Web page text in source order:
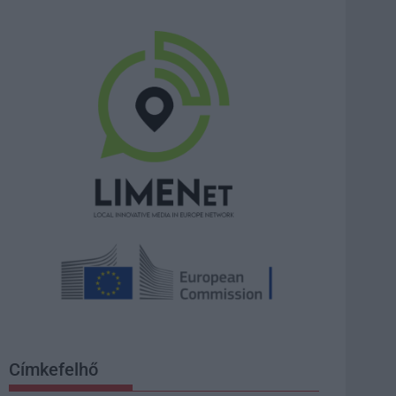
Címkefelhő